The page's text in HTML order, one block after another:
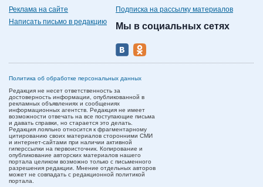
Реклама на сайте
Написать письмо в редакцию
Подписка на рассылку материалов
Мы в социальных сетях
Политика об обработке персональных данных
Редакция не несет ответственность за
достоверность информации, опубликованной в
рекламных объявлениях и сообщениях
информационных агентств. Редакция не имеет
возможности отвечать на все поступающие письма
и давать справки, но старается это делать.
Редакция лояльно относится к фрагментарному
цитированию своих материалов сторонними СМИ
и интернет-сайтами при наличии активной
гиперссылки на первоисточник. Копирование и
опубликование авторских материалов нашего
портала целиком возможно только с письменного
разрешения редакции. Мнение отдельных авторов
может не совпадать с редакционной политикой
портала.